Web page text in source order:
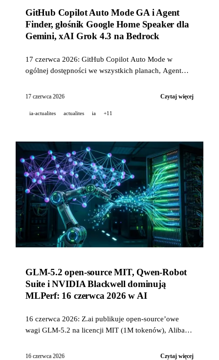
GitHub Copilot Auto Mode GA i Agent
Finder, głośnik Google Home Speaker dla
Gemini, xAI Grok 4.3 na Bedrock
17 czerwca 2026: GitHub Copilot Auto Mode w
ogólnej dostępności we wszystkich planach, Agent
Speaker Gemini za 99,99 USD, Grok 4.3 na Amazon
17 czerwca 2026 Czytaj więcej
ia-actualites actualites ia +11
GLM-5.2 open-source MIT, Qwen-Robot
Suite i NVIDIA Blackwell dominują
MLPerf: 16 czerwca 2026 w AI
16 czerwca 2026: Z.ai publikuje open-source’owe
wagi GLM-5.2 na licencji MIT (1M tokenów), Alibaba
NVIDIA Blackwell wygrywa wszystkie benchmarki
16 czerwca 2026 Czytaj więcej